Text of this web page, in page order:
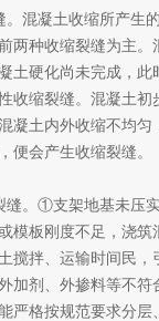
凝土收缩所产生
两种收缩裂缝为主
土硬化尚未完成，
收缩裂缝。混凝土
凝土内外收缩不均
便会产生收缩裂缝。
。①支架地基未压
模板刚度不足，浇
搅拌、运输时间民
加剂、外掺料等不
严格按规范要求分